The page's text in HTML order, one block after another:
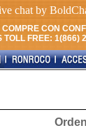
COMPRE CON
TOLL FREE: 1(866)